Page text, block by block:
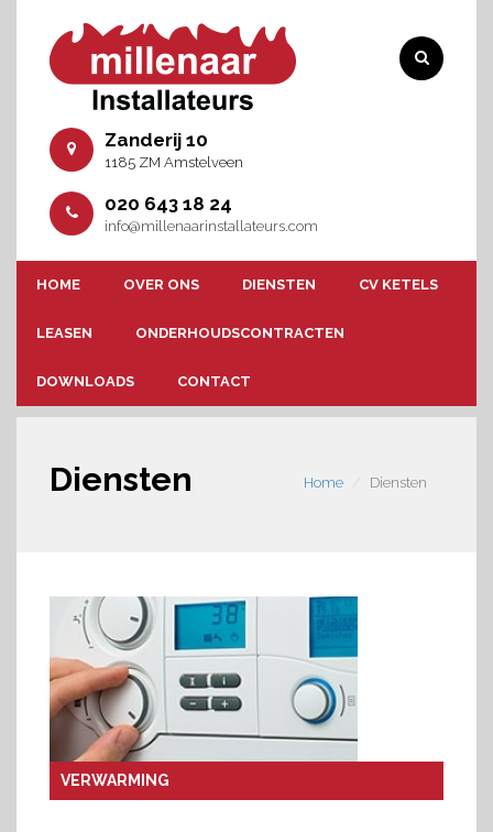
Zanderij 10
1185 ZM Amstelveen
020 643 18 24
info@millenaarinstallateurs.com
HOME OVER ONS DIENSTEN CV KETELS
LEASEN ONDERHOUDSCONTRACTEN
DOWNLOADS CONTACT
Diensten Home Diensten
VERWARMING